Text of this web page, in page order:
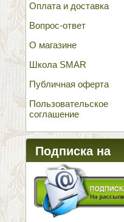
Оплата и доставка
Вопрос-ответ
О магазине
Школа SMAR
Публичная оферта
Пользовательское
соглашение
Подписка на
новости